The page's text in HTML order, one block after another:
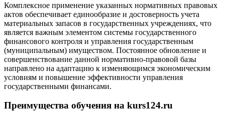
Комплексное применение указанных нормативных правовых
актов обеспечивает единообразие и достоверность учета
материальных запасов в государственных учреждениях, что
является важным элементом системы государственного
финансового контроля и управления государственным
(муниципальным) имуществом. Постоянное обновление и
совершенствование данной нормативно-правовой базы
направлено на адаптацию к изменяющимся экономическим
условиям и повышение эффективности управления
государственными финансами.
Преимущества обучения на kurs124.ru